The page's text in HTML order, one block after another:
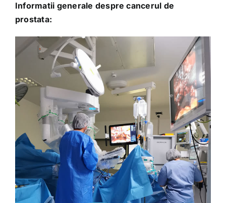
Informatii generale despre cancerul de
prostata: